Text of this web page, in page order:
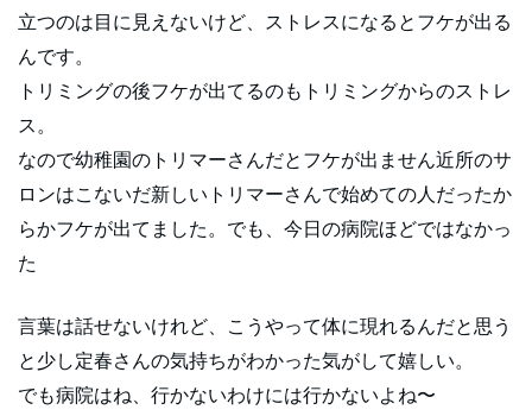
立つのは目に見えないけど、ストレスになるとフケが出る
んです。
トリミングの後フケが出てるのもトリミングからのストレ
ス。
なので幼稚園のトリマーさんだとフケが出ません近所のサ
ロンはこないだ新しいトリマーさんで始めての人だったか
らかフケが出てました。でも、今日の病院ほどではなかっ
た
言葉は話せないけれど、こうやって体に現れるんだと思う
と少し定春さんの気持ちがわかった気がして嬉しい。
でも病院はね、行かないわけには行かないよね〜